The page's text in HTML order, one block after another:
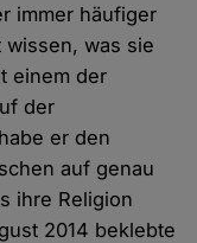
immer häufiger
was sie
einem der
der
er den
auf genau
ihre Religion
2014 beklebte